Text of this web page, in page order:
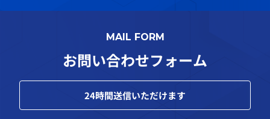
MAIL FORM
お問い合わせフォーム
24時間送信いただけます